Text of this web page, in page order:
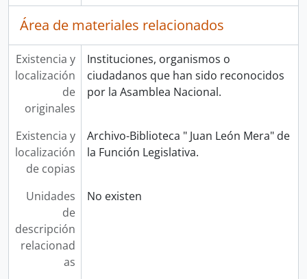
Área de materiales relacionados
Existencia y
localización
de
originales
Instituciones, organismos o
ciudadanos que han sido reconocidos
por la Asamblea Nacional.
Existencia y
localización
de copias
Archivo-Biblioteca " Juan León Mera" de
la Función Legislativa.
Unidades
de
descripción
relacionad
as
No existen